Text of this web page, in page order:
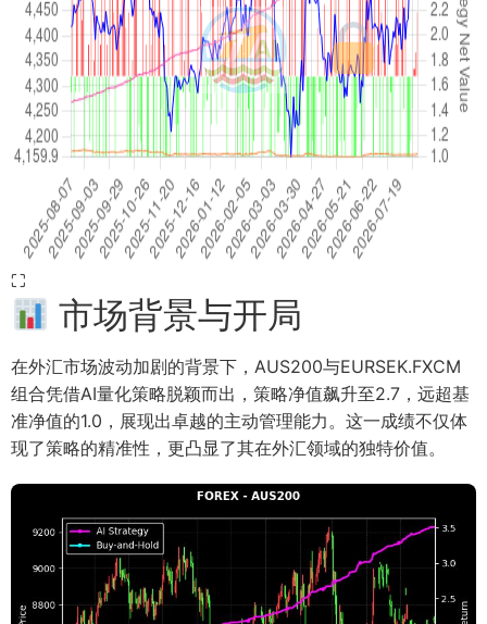
⛶
市场背景与开局
在外汇市场波动加剧的背景下，AUS200与EURSEK.FXCM
组合凭借AI量化策略脱颖而出，策略净值飙升至2.7，远超基
准净值的1.0，展现出卓越的主动管理能力。这一成绩不仅体
现了策略的精准性，更凸显了其在外汇领域的独特价值。